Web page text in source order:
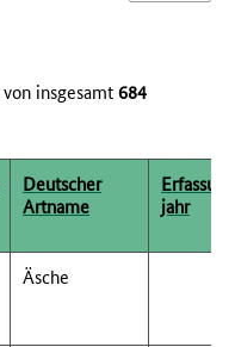
von insgesamt684
Deutscher
Artname
jahr
Äsche